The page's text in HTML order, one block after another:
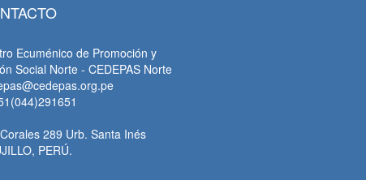
Ecuménico de Promoción y
Social Norte - CEDEPAS Norte
289 Urb. Santa Inés
PERÚ.